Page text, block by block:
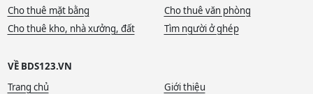
Cho thuê mặt bằng
Cho thuê văn phòng
Cho thuê kho, nhà xưởng, đất
Tìm người ở ghép
VỀ BDS123.VN
Trang chủ
Giới thiệu